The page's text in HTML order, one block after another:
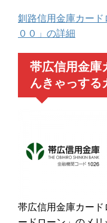
釧路信用金庫カード
００」の詳細
帯広信用金庫
んきゃっする
帯広信用金庫カー